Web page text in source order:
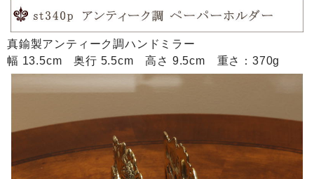
真鍮製アンティーク調ハンドミラー
幅 13.5cm 奥行 5.5cm 高さ 9.5cm 重さ：370g